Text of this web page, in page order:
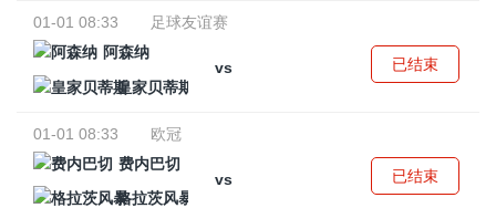
01-01 08:33
足球友谊赛
阿森纳
vs
皇家贝蒂斯
已结束
01-01 08:33
欧冠
费内巴切
vs
格拉茨风暴
已结束